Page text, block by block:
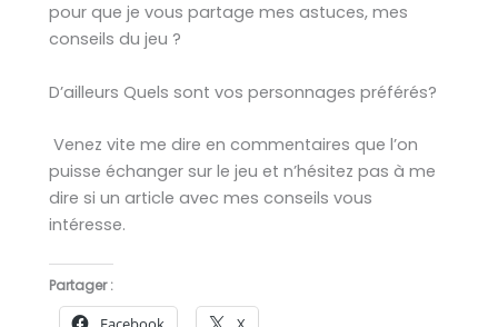
pour que je vous partage mes astuces, mes
conseils du jeu ?
D’ailleurs Quels sont vos personnages préférés?
Venez vite me dire en commentaires que l’on
puisse échanger sur le jeu et n’hésitez pas à me
dire si un article avec mes conseils vous
intéresse.
Partager :